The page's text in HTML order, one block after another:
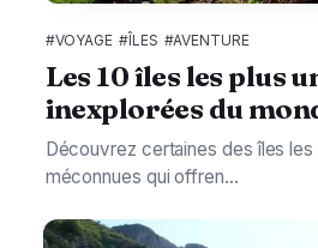
#VOYAGE #ÎLES #AVENTURE
Les 10 îles les plus
inexplorées du
Découvrez certaines des îles
méconnues qui offren...